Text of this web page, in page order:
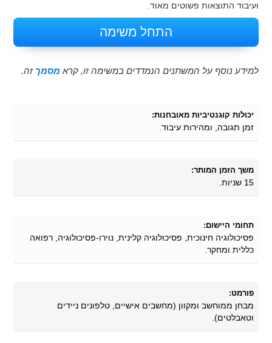
ועיבוד התוצאות פשוטים מאוד.
התחל משימה
למידע נוסף על המשתנים הנמדדים במשימה זו, קרא מסמך זה.
יכולות קוגנטיביות מאובחנות:
זמן תגובה, ומהירות עיבוד.
משך הזמן המותר:
15 שניות.
תחומי היישום:
פסיכולוגיה חינוכית, פסיכולוגיה קלינית, נוירו-פסיכולוגיה, רפואה
כללית ומחקר.
פורמט:
מבחן ממוחשב ומקוון (מחשבים אישיים, טלפונים ניידים
וטאבלטים).